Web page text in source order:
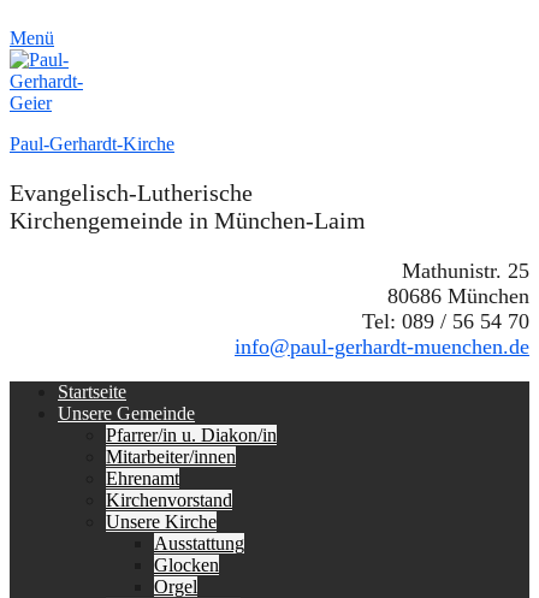
Menü
Paul-Gerhardt-Kirche
Evangelisch-Lutherische
Kirchengemeinde in München-Laim
Mathunistr. 25
80686 München
Tel: 089 / 56 54 70
info@paul-gerhardt-muenchen.de
Erstes
Menü
Startseite
Unsere Gemeinde
Pfarrer/in u. Diakon/in
Mitarbeiter/innen
Ehrenamt
Kirchenvorstand
Unsere Kirche
Ausstattung
Glocken
Orgel